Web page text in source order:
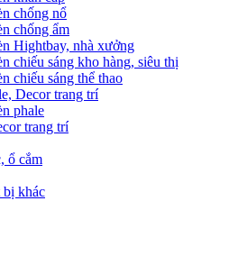
chống nổ
chống ẩm
Hightbay, nhà xưởng
chiếu sáng kho hàng, siêu thị
chiếu sáng thể thao
Decor trang trí
phale
trang trí
ổ cắm
bị khác